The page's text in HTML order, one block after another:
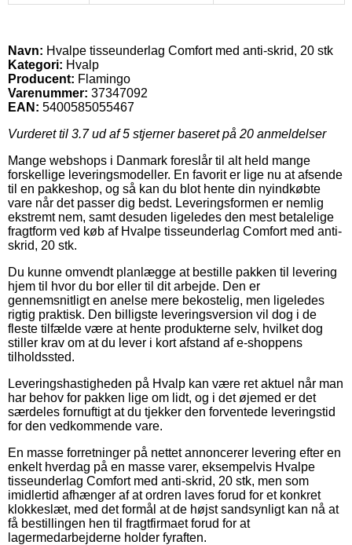
Navn: Hvalpe tisseunderlag Comfort med anti-skrid, 20 stk
Kategori: Hvalp
Producent: Flamingo
Varenummer: 37347092
EAN: 5400585055467
Vurderet til 3.7ud af 5 stjerner baseret på 20 anmeldelser
Mange webshops i Danmark foreslår til alt held mange
forskellige leveringsmodeller. En favorit er lige nu at afsende
til en pakkeshop, og så kan du blot hente din nyindkøbte
vare når det passer dig bedst. Leveringsformen er nemlig
ekstremt nem, samt desuden ligeledes den mest betalelige
fragtform ved køb af Hvalpe tisseunderlag Comfort med anti-
skrid, 20 stk.
Du kunne omvendt planlægge at bestille pakken til levering
hjem til hvor du bor eller til dit arbejde. Den er
gennemsnitligt en anelse mere bekostelig, men ligeledes
rigtig praktisk. Den billigste leveringsversion vil dog i de
fleste tilfælde være at hente produkterne selv, hvilket dog
stiller krav om at du lever i kort afstand af e-shoppens
tilholdssted.
Leveringshastigheden på Hvalp kan være ret aktuel når man
har behov for pakken lige om lidt, og i det øjemed er det
særdeles fornuftigt at du tjekker den forventede leveringstid
for den vedkommende vare.
En masse forretninger på nettet annoncerer levering efter en
enkelt hverdag på en masse varer, eksempelvis Hvalpe
tisseunderlag Comfort med anti-skrid, 20 stk, men som
imidlertid afhænger af at ordren laves forud for et konkret
klokkeslæt, med det formål at de højst sandsynligt kan nå at
få bestillingen hen til fragtfirmaet forud for at
lagermedarbejderne holder fyraften.